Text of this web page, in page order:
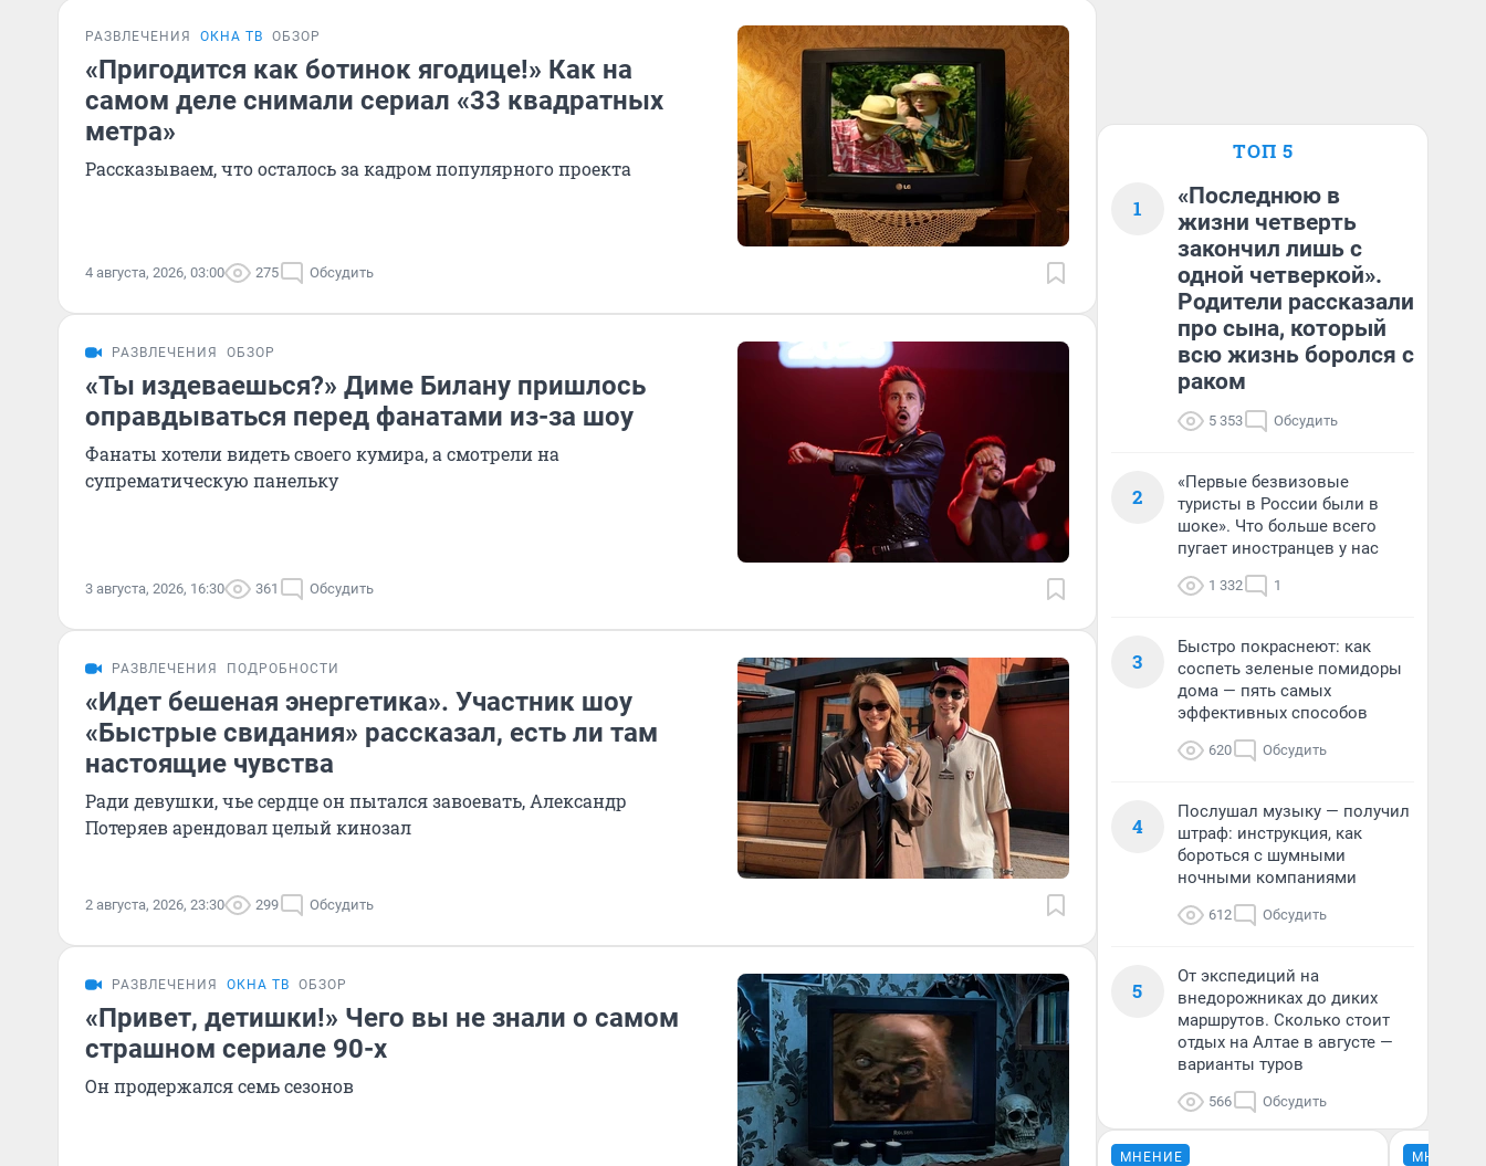
РАЗВЛЕЧЕНИЯ ОКНА ТВ ОБЗОР
«Пригодится как ботинок ягодице!» Как на
самом деле снимали сериал «33 квадратных
метра»
Рассказываем, что осталось за кадром популярного проекта
4 августа, 2026, 03:00 275 Обсудить
РАЗВЛЕЧЕНИЯ ОБЗОР
«Ты издеваешься?» Диме Билану пришлось
оправдываться перед фанатами из-за шоу
Фанаты хотели видеть своего кумира, а смотрели на
супрематическую панельку
3 августа, 2026, 16:30 361 Обсудить
РАЗВЛЕЧЕНИЯ ПОДРОБНОСТИ
«Идет бешеная энергетика». Участник шоу
«Быстрые свидания» рассказал, есть ли там
настоящие чувства
Ради девушки, чье сердце он пытался завоевать, Александр
Потеряев арендовал целый кинозал
2 августа, 2026, 23:30 299 Обсудить
РАЗВЛЕЧЕНИЯ ОКНА ТВ ОБЗОР
«Привет, детишки!» Чего вы не знали о самом
страшном сериале 90-х
Он продержался семь сезонов
ТОП 5
1
«Последнюю в
жизни четверть
закончил лишь с
одной четверкой».
Родители рассказали
про сына, который
всю жизнь боролся с
раком
5 353 Обсудить
2
«Первые безвизовые
туристы в России были в
шоке». Что больше всего
пугает иностранцев у нас
1 332 1
3
Быстро покраснеют: как
соспеть зеленые помидоры
дома — пять самых
эффективных способов
620 Обсудить
4
Послушал музыку — получил
штраф: инструкция, как
бороться с шумными
ночными компаниями
612 Обсудить
5
От экспедиций на
внедорожниках до диких
маршрутов. Сколько стоит
отдых на Алтае в августе —
варианты туров
566 Обсудить
МНЕНИЕ МНЕНИЕ